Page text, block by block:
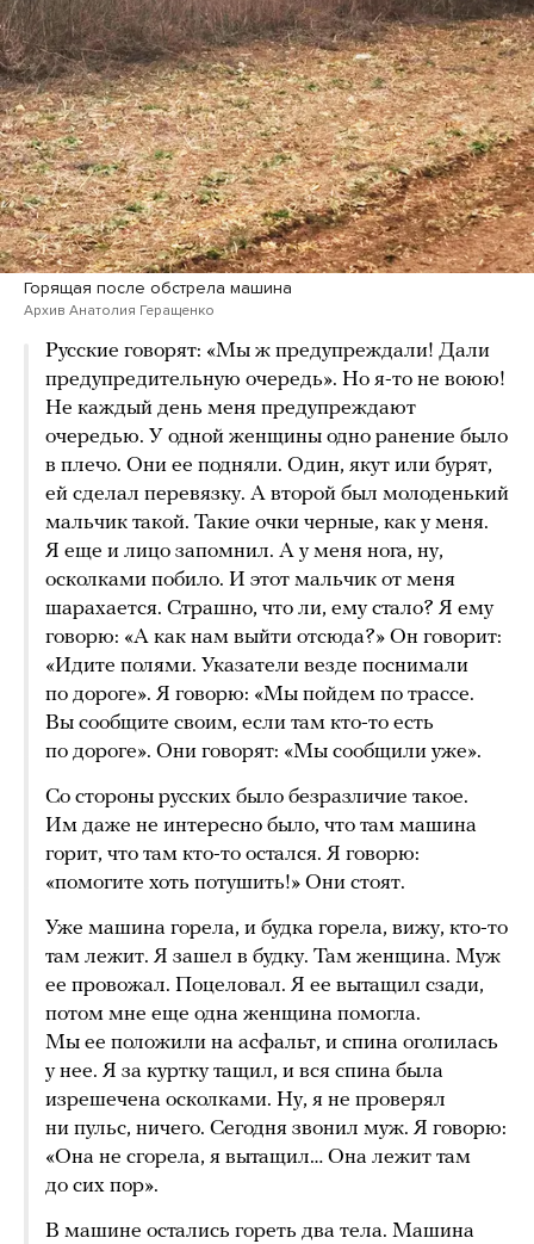
Горящая после обстрела машина
Архив Анатолия Геращенко
Русские говорят: «Мы ж предупреждали! Дали
предупредительную очередь». Но я-то не воюю!
Не каждый день меня предупреждают
очередью. У одной женщины одно ранение было
в плечо. Они ее подняли. Один, якут или бурят,
ей сделал перевязку. А второй был молоденький
мальчик такой. Такие очки черные, как у меня.
Я еще и лицо запомнил. А у меня нога, ну,
осколками побило. И этот мальчик от меня
шарахается. Страшно, что ли, ему стало? Я ему
говорю: «А как нам выйти отсюда?» Он говорит:
«Идите полями. Указатели везде поснимали
по дороге». Я говорю: «Мы пойдем по трассе.
Вы сообщите своим, если там кто-то есть
по дороге». Они говорят: «Мы сообщили уже».
Со стороны русских было безразличие такое.
Им даже не интересно было, что там машина
горит, что там кто-то остался. Я говорю:
«помогите хоть потушить!» Они стоят.
Уже машина горела, и будка горела, вижу, кто-то
там лежит. Я зашел в будку. Там женщина. Муж
ее провожал. Поцеловал. Я ее вытащил сзади,
потом мне еще одна женщина помогла.
Мы ее положили на асфальт, и спина оголилась
у нее. Я за куртку тащил, и вся спина была
изрешечена осколками. Ну, я не проверял
ни пульс, ничего. Сегодня звонил муж. Я говорю:
«Она не сгорела, я вытащил… Она лежит там
до сих пор».
В машине остались гореть два тела. Машина